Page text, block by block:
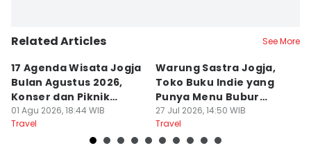
Related Articles See More
17 Agenda Wisata Jogja
Bulan Agustus 2026,
Konser dan Piknik
Literasi
01 Agu 2026, 18:44 WIB
Travel
Warung Sastra Jogja,
Toko Buku Indie yang
Punya Menu Bubur
Manado
27 Jul 2026, 14:50 WIB
Travel